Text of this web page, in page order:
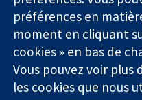
La Collaboration Cochrane
1045921) et une société à
03044323) enregistrée en
de TVA : GB 718 2127 49.
préférences en
moment en cliquant
cookies » en bas de
Vous pouvez voir
les cookies que nous